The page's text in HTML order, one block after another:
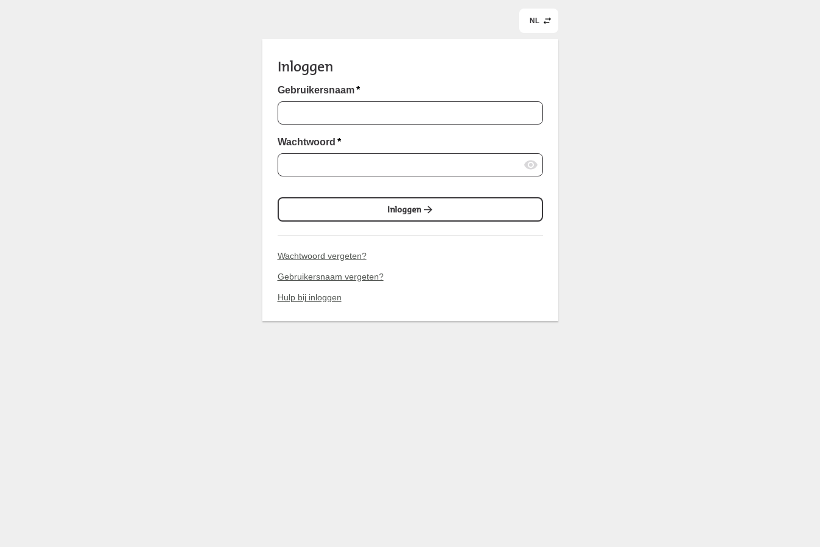
NL
Inloggen
Gebruikersnaam *
Wachtwoord *
Inloggen
Wachtwoord vergeten?
Gebruikersnaam vergeten?
Hulp bij inloggen